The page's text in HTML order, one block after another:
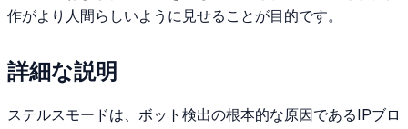
作がより人間らしいように見せることが目的です。
詳細な説明
ステルスモードは、ボット検出の根本的な原因であるIPブロ